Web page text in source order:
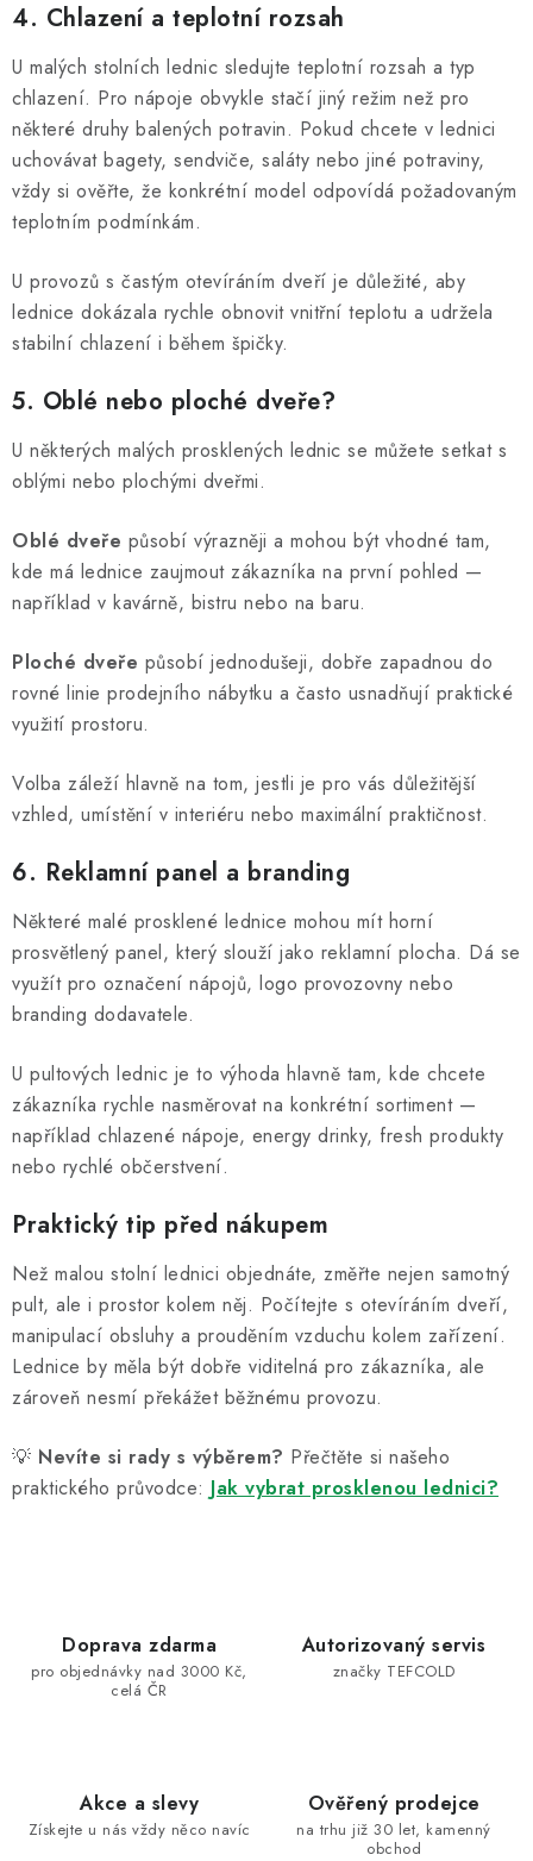
4. Chlazení a teplotní rozsah
U malých stolních lednic sledujte teplotní rozsah a typ
chlazení. Pro nápoje obvykle stačí jiný režim než pro
některé druhy balených potravin. Pokud chcete v lednici
uchovávat bagety, sendviče, saláty nebo jiné potraviny,
vždy si ověřte, že konkrétní model odpovídá požadovaným
teplotním podmínkám.
U provozů s častým otevíráním dveří je důležité, aby
lednice dokázala rychle obnovit vnitřní teplotu a udržela
stabilní chlazení i během špičky.
5. Oblé nebo ploché dveře?
U některých malých prosklených lednic se můžete setkat s
oblými nebo plochými dveřmi.
Oblé dveře působí výrazněji a mohou být vhodné tam,
kde má lednice zaujmout zákazníka na první pohled —
například v kavárně, bistru nebo na baru.
Ploché dveře působí jednodušeji, dobře zapadnou do
rovné linie prodejního nábytku a často usnadňují praktické
využití prostoru.
Volba záleží hlavně na tom, jestli je pro vás důležitější
vzhled, umístění v interiéru nebo maximální praktičnost.
6. Reklamní panel a branding
Některé malé prosklené lednice mohou mít horní
prosvětlený panel, který slouží jako reklamní plocha. Dá se
využít pro označení nápojů, logo provozovny nebo
branding dodavatele.
U pultových lednic je to výhoda hlavně tam, kde chcete
zákazníka rychle nasměrovat na konkrétní sortiment —
například chlazené nápoje, energy drinky, fresh produkty
nebo rychlé občerstvení.
Praktický tip před nákupem
Než malou stolní lednici objednáte, změřte nejen samotný
pult, ale i prostor kolem něj. Počítejte s otevíráním dveří,
manipulací obsluhy a prouděním vzduchu kolem zařízení.
Lednice by měla být dobře viditelná pro zákazníka, ale
zároveň nesmí překážet běžnému provozu.
💡 Nevíte si rady s výběrem? Přečtěte si našeho
praktického průvodce: Jak vybrat prosklenou lednici?
Doprava zdarma
pro objednávky nad 3000 Kč,
celá ČR
Autorizovaný servis
značky TEFCOLD
Akce a slevy
Získejte u nás vždy něco navíc
Ověřený prodejce
na trhu již 30 let, kamenný
obchod